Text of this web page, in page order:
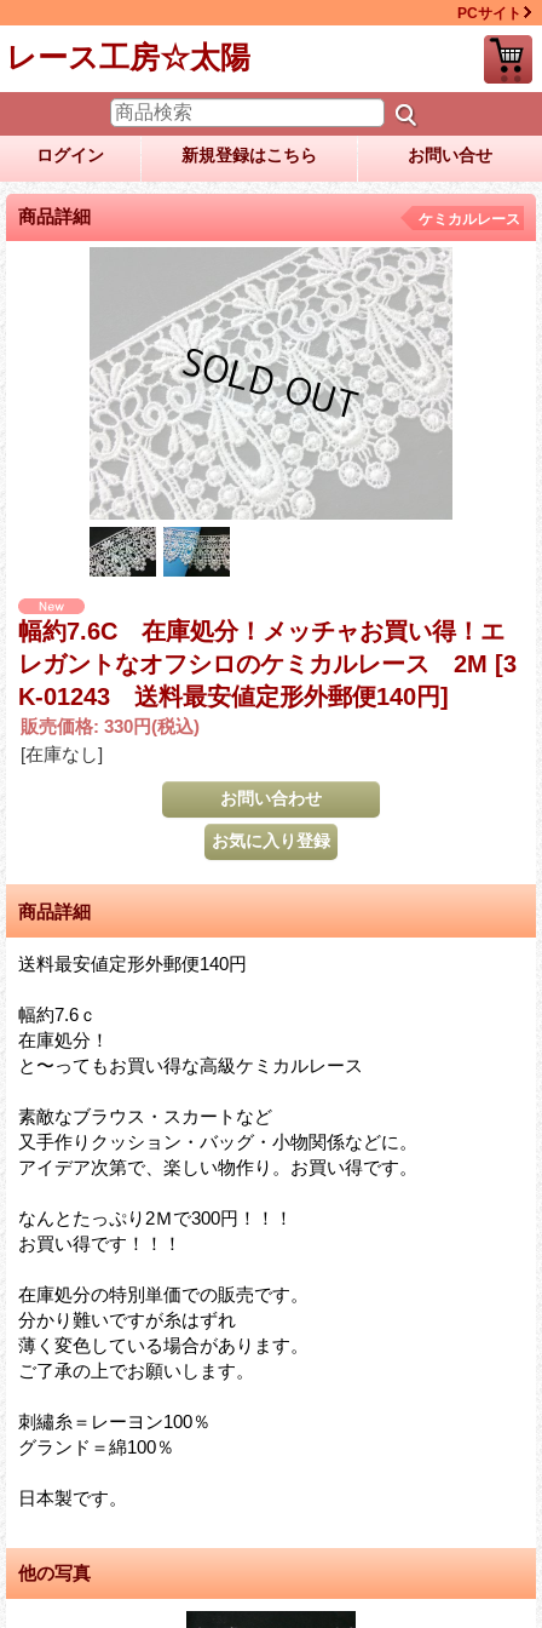
PCサイト
レース工房☆太陽
ログイン 新規登録はこちら お問い合せ
商品詳細 ケミカルレース
幅約7.6C 在庫処分！メッチャお買い得！エ
レガントなオフシロのケミカルレース 2M [3
K-01243 送料最安値定形外郵便140円]
販売価格: 330円(税込)
[在庫なし]
商品詳細
送料最安値定形外郵便140円
幅約7.6ｃ
在庫処分！
と〜ってもお買い得な高級ケミカルレース
素敵なブラウス・スカートなど
又手作りクッション・バッグ・小物関係などに。
アイデア次第で、楽しい物作り。お買い得です。
なんとたっぷり2Ｍで300円！！！
お買い得です！！！
在庫処分の特別単価での販売です。
分かり難いですが糸はずれ
薄く変色している場合があります。
ご了承の上でお願いします。
刺繡糸＝レーヨン100％
グランド＝綿100％
日本製です。
他の写真